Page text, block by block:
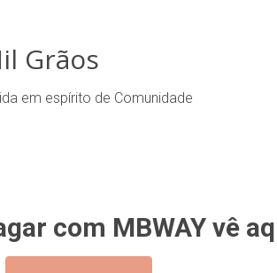
Grãos
em espírito de Comunidade
com MBWAY vê